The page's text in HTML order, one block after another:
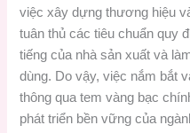
việc xây dựng thương hiệu
tuân thủ các tiêu chuẩn quy
tiếng của nhà sản xuất và
dùng. Do vậy, việc nắm bắt
thông qua tem vàng bạc
phát triển bền vững của